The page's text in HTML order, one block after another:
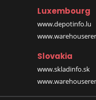
Luxembourg
www.depotinfo.lu
Slovakia
www.skladinfo.sk